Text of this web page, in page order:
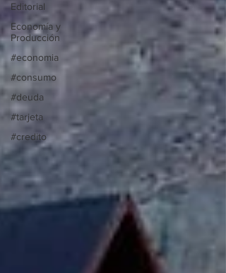
Editorial
Economía y
Producción
#economia
#consumo
#deuda
#tarjeta
#credito